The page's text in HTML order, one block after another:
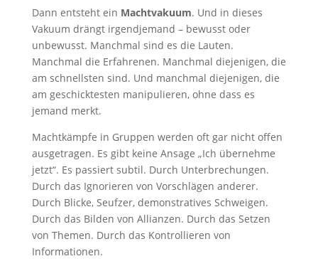
Dann entsteht ein Machtvakuum. Und in dieses
Vakuum drängt irgendjemand – bewusst oder
unbewusst. Manchmal sind es die Lauten.
Manchmal die Erfahrenen. Manchmal diejenigen, die
am schnellsten sind. Und manchmal diejenigen, die
am geschicktesten manipulieren, ohne dass es
jemand merkt.
Machtkämpfe in Gruppen werden oft gar nicht offen
ausgetragen. Es gibt keine Ansage „Ich übernehme
jetzt“. Es passiert subtil. Durch Unterbrechungen.
Durch das Ignorieren von Vorschlägen anderer.
Durch Blicke, Seufzer, demonstratives Schweigen.
Durch das Bilden von Allianzen. Durch das Setzen
von Themen. Durch das Kontrollieren von
Informationen.